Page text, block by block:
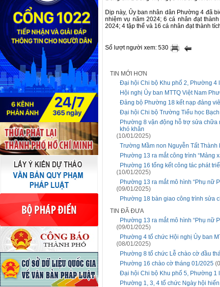
Dịp này, Ủy ban nhân dân Phường 4 đã
nhiệm vụ năm 2024; 6 cá nhân đạt
2024; 4 tập thể và 16 cá nhân đạt thành
Số lượt người xem: 530
TIN MỚI HƠN
Đại hội Chi bộ Khu phố 2, Phường 4
Hội nghị Ủy ban MTTQ Việt Nam
Đảng bộ Phường 18 kết nạp đảng
Đại hội Chi bộ Trường Tiểu học
Phường 8 vận động hỗ trợ sửa
khó khăn
(10/01/2025)
Trường Mầm non Nguyễn Tất
Phường 13 ra mắt công trình “Mảng
Phường 16 tổng kết công tác phát
(10/01/2025)
Phường 13 ra mắt mô hình “Phụ nữ
(09/01/2025)
Phường 18 bàn giao công trình sửa
TIN ĐÃ ĐƯA
Phường 13 ra mắt mô hình “Phụ nữ
(09/01/2025)
Phường 4 tổ chức Hội nghị Ủy ban
(08/01/2025)
Phường 8 tổ chức Lễ chào cờ đầu
Phường 16 chào cờ tháng 01/2025
Đại hội Chi bộ Khu phố 5, Phường 1
Phường 1, 3, 4 tổ chức Ngày hội